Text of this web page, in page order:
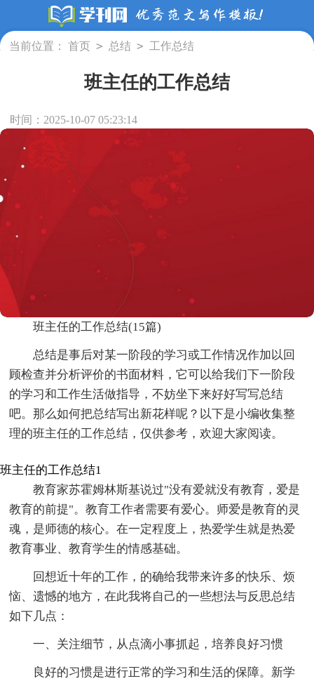
当前位置： 首页 > 总结 > 工作总结
班主任的工作总结
时间：2025-10-07 05:23:14
班主任的工作总结(15篇)
总结是事后对某一阶段的学习或工作情况作加以回
顾检查并分析评价的书面材料，它可以给我们下一阶段
的学习和工作生活做指导，不妨坐下来好好写写总结
吧。那么如何把总结写出新花样呢？以下是小编收集整
理的班主任的工作总结，仅供参考，欢迎大家阅读。
班主任的工作总结1
教育家苏霍姆林斯基说过"没有爱就没有教育，爱是
教育的前提"。教育工作者需要有爱心。师爱是教育的灵
魂，是师德的核心。在一定程度上，热爱学生就是热爱
教育事业、教育学生的情感基础。
回想近十年的工作，的确给我带来许多的快乐、烦
恼、遗憾的地方，在此我将自己的一些想法与反思总结
如下几点：
一、关注细节，从点滴小事抓起，培养良好习惯
良好的习惯是进行正常的学习和生活的保障。新学